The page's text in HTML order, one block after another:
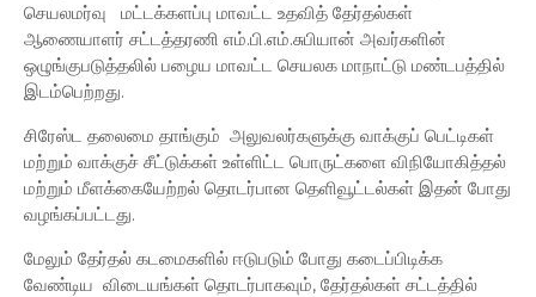
செயலமர்வு மட்டக்களப்பு மாவட்ட உதவித் தேர்தல்கள்
ஆணையாளர் சட்டத்தரணி எம்.பி.எம்.சுபியான் அவர்களின்
ஒழுங்குபடுத்தலில் பழைய மாவட்ட செயலக மாநாட்டு மண்டபத்தில்
இடம்பெற்றது.
சிரேஸ்ட தலைமை தாங்கும் அலுவலர்களுக்கு வாக்குப் பெட்டிகள்
மற்றும் வாக்குச் சீட்டுக்கள் உள்ளிட்ட பொருட்களை விநியோகித்தல்
மற்றும் மீளக்கையேற்றல் தொடர்பான தெளிவூட்டல்கள் இதன் போது
வழங்கப்பட்டது.
மேலும் தேர்தல் கடமைகளில் ஈடுபடும் போது கடைப்பிடிக்க
வேண்டிய விடையங்கள் தொடர்பாகவும், தேர்தல்கள் சட்டத்தில்